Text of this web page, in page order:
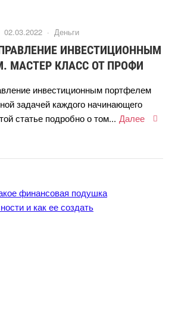
02.03.2022 · Деньги
ИНВЕСТИЦИОННЫМ
МАСТЕР КЛАСС ОТ ПРОФИ
инвестиционным портфелем
задачей каждого начинающего
статье подробно о том... Далее